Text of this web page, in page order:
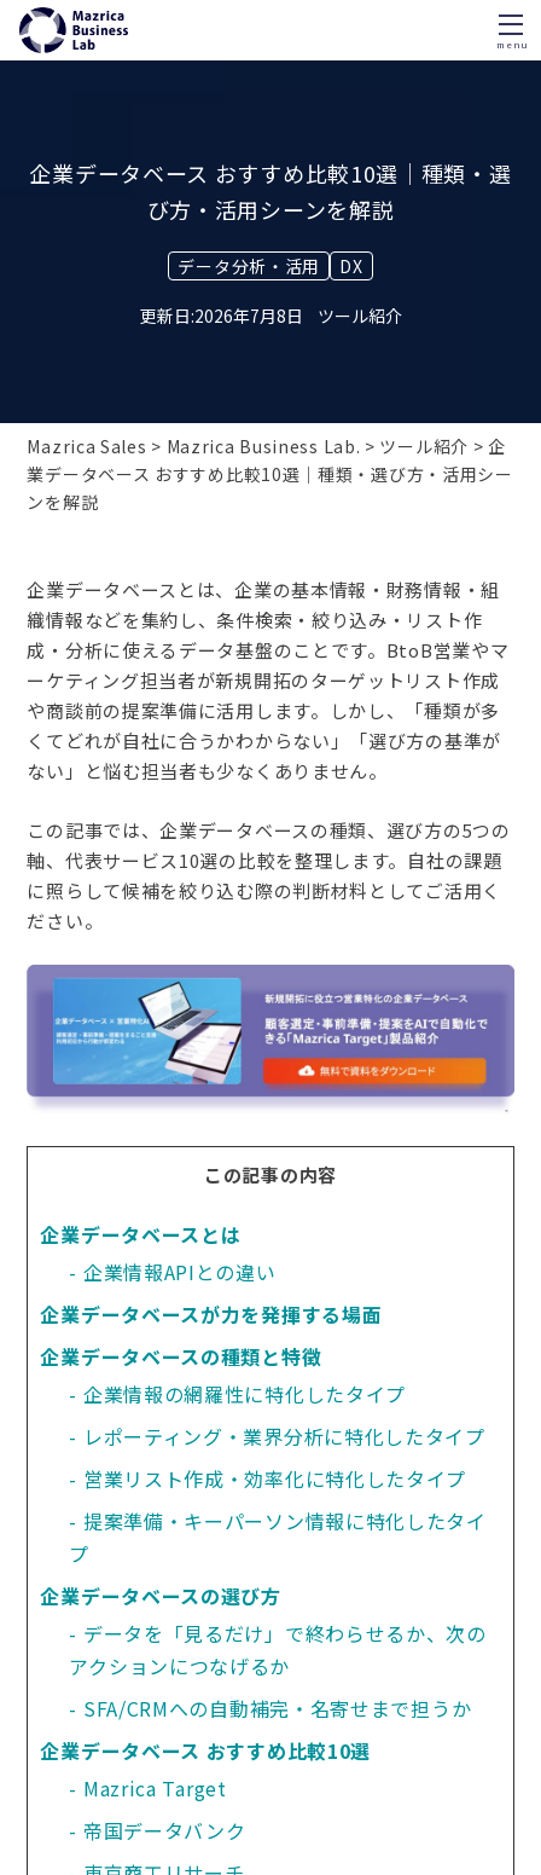
menu
企業データベース おすすめ比較10選｜種類・選
び方・活用シーンを解説
データ分析・活用 DX
2026年7月8日 ツール紹介
Mazrica Sales Mazrica Business Lab. ツール紹介
企
業データベース おすすめ比較10選｜種類・選び方・活用シー
ンを解説
企業データベースとは、企業の基本情報・財務情報・組
織情報などを集約し、条件検索・絞り込み・リスト作
成・分析に使えるデータ基盤のことです。BtoB営業やマ
ーケティング担当者が新規開拓のターゲットリスト作成
や商談前の提案準備に活用します。しかし、「種類が多
くてどれが自社に合うかわからない」「選び方の基準が
ない」と悩む担当者も少なくありません。
この記事では、企業データベースの種類、選び方の5つの
軸、代表サービス10選の比較を整理します。自社の課題
に照らして候補を絞り込む際の判断材料としてご活用く
ださい。
この記事の内容
企業データベースとは
企業情報APIとの違い
企業データベースが力を発揮する場面
企業データベースの種類と特徴
企業情報の網羅性に特化したタイプ
レポーティング・業界分析に特化したタイプ
営業リスト作成・効率化に特化したタイプ
提案準備・キーパーソン情報に特化したタイ
プ
企業データベースの選び方
データを「見るだけ」で終わらせるか、次の
アクションにつなげるか
SFA/CRMへの自動補完・名寄せまで担うか
企業データベース おすすめ比較10選
Mazrica Target
帝国データバンク